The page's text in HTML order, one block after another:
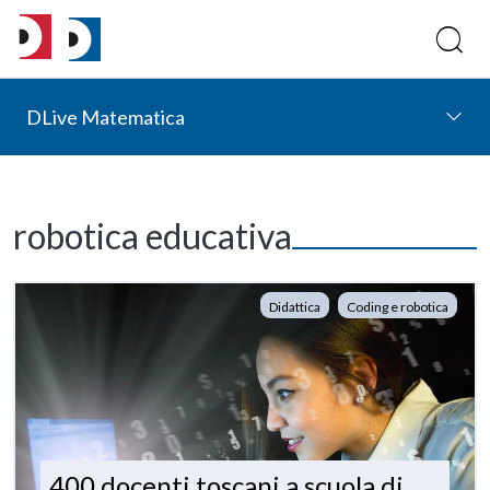
DLive Matematica
robotica educativa
Didattica Coding e robotica